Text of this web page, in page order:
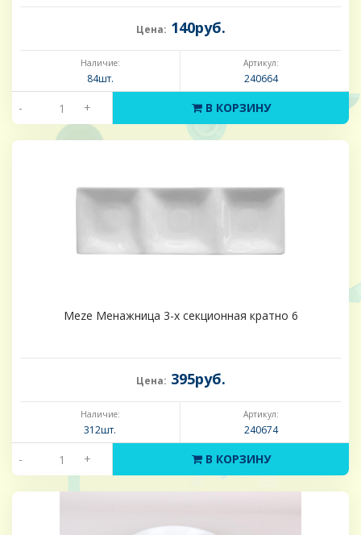
Цена: 140руб.
Наличие:
84шт.
Артикул:
240664
- + В КОРЗИНУ
Meze Менажница 3-х секционная кратно 6
Цена: 395руб.
Наличие:
312шт.
Артикул:
240674
- + В КОРЗИНУ